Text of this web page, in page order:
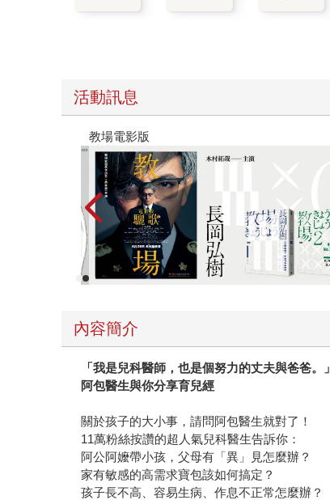
活動訊息
時報經典展69折起
內容簡介
「我是兒科醫師，也是個努力的丈夫與爸爸。」
阿包醫生與你分享育兒經
關於孩子的大小事，請問阿包醫生就對了！
11萬粉絲按讚的超人氣兒科醫生告訴你：
阿公阿嬤帶小孩，父母有「異」見怎麼辦？
家有敏感的高需求寶包該如何搞定？
孩子長不高、容易生病、作息不正常怎麼辦？